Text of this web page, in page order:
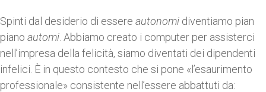
Spinti dal desiderio di essere autonomi diventiamo pian
piano automi . Abbiamo creato i computer per assisterci
nell’impresa della felicità, siamo diventati dei dipendenti
infelici. È in questo contesto che si pone «l’esaurimento
professionale» consistente nell’essere abbattuti da: